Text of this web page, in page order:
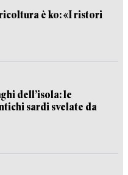
è ko: «I ristori
dell’isola: le
sardi svelate da